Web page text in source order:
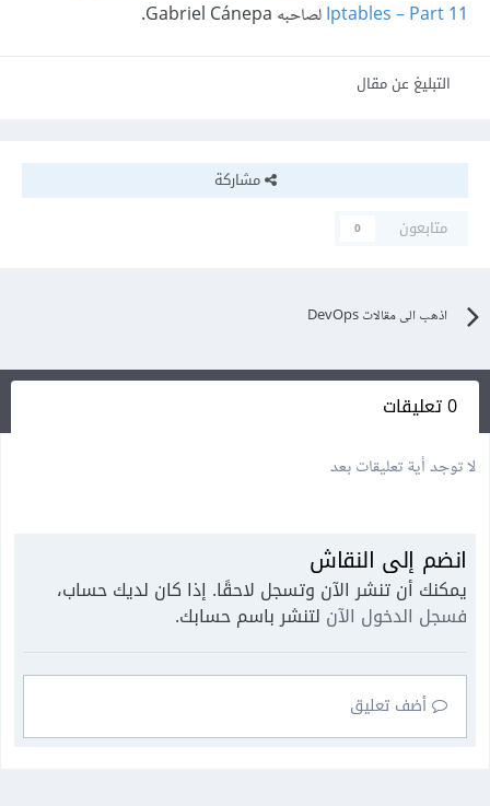
Iptables – Part 11لصاحبه Gabriel Cánepa.
التبليغ عن مقال
مشاركة
متابعون
0
اذهب الى مقالات DevOps
0 تعليقات
لا توجد أية تعليقات بعد
انضم إلى النقاش
يمكنك أن تنشر الآن وتسجل لاحقًا. إذا كان لديك حساب،
فسجل الدخول الآن لتنشر باسم حسابك.
أضف تعليق